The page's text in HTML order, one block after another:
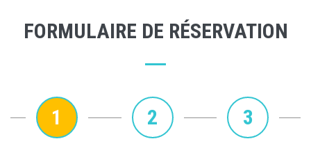
FORMULAIRE DE RÉSERVATION
1 2 3